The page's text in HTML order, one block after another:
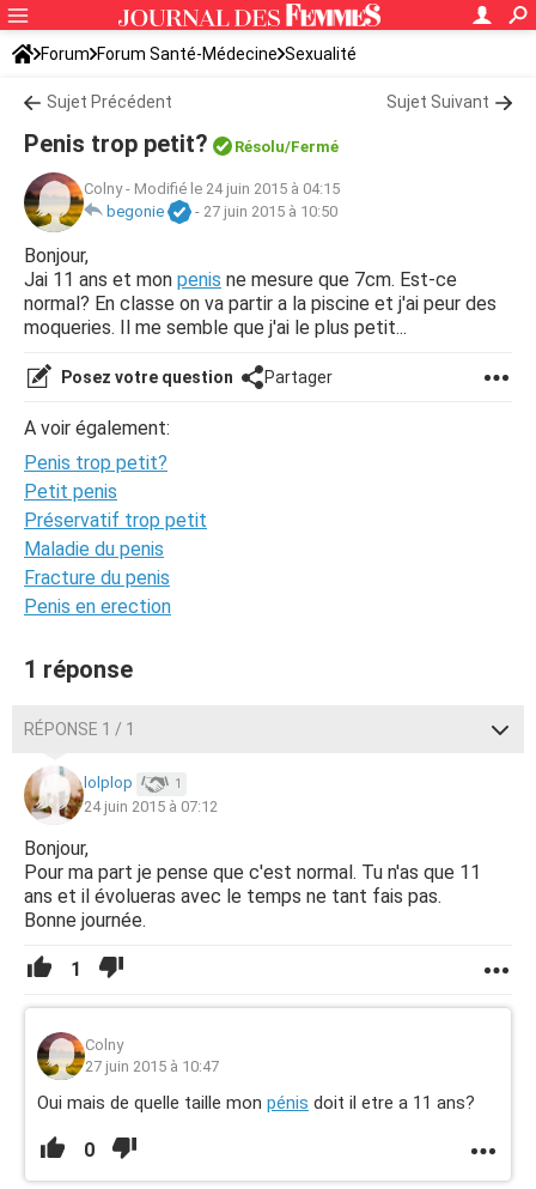
Forum Forum Santé-Médecine Sexualité
Sujet Précédent Sujet Suivant
Penis trop petit? Résolu/Fermé
Colny- Modifié le 24 juin 2015 à 04:15
begonie
- 27 juin 2015 à 10:50
Bonjour,
Jai 11 ans et mon penis ne mesure que 7cm. Est-ce
normal? En classe on va partir a la piscine et j'ai peur des
moqueries. Il me semble que j'ai le plus petit...
Posez votre question Partager
A voir également:
Penis trop petit?
Petit penis
Préservatif trop petit
Maladie du penis
Fracture du penis
Penis en erection
1 réponse
RÉPONSE 1 / 1
lolplop 1
24 juin 2015 à 07:12
Bonjour,
Pour ma part je pense que c'est normal. Tu n'as que 11
ans et il évolueras avec le temps ne tant fais pas.
Bonne journée.
1
Colny
27 juin 2015 à 10:47
Oui mais de quelle taille mon pénis doit il etre a 11 ans?
0